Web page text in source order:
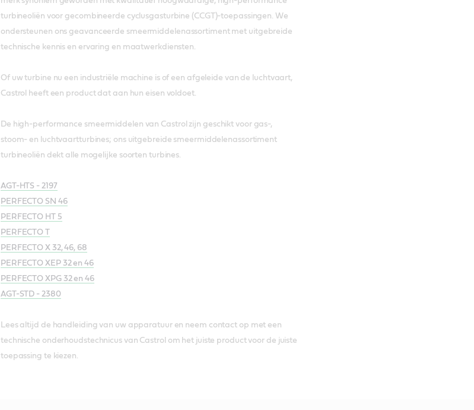
turbineoliën voor gecombineerde cyclusgasturbine (CCGT)-toepassingen. We
ondersteunen ons geavanceerde smeermiddelenassortiment met uitgebreide
technische kennis en ervaring en maatwerkdiensten.
Of uw turbine nu een industriële machine is of een afgeleide van de luchtvaart,
Castrol heeft een product dat aan hun eisen voldoet.
De high-performance smeermiddelen van Castrol zijn geschikt voor gas-,
stoom- en luchtvaartturbines; ons uitgebreide smeermiddelenassortiment
turbineoliën dekt alle mogelijke soorten turbines.
AGT-HTS - 2197
PERFECTO SN 46
PERFECTO HT 5
PERFECTO T
PERFECTO X 32, 46, 68
PERFECTO XEP 32 en 46
PERFECTO XPG 32 en 46
AGT-STD - 2380
Lees altijd de handleiding van uw apparatuur en neem contact op met een
technische onderhoudstechnicus van Castrol om het juiste product voor de juiste
toepassing te kiezen.